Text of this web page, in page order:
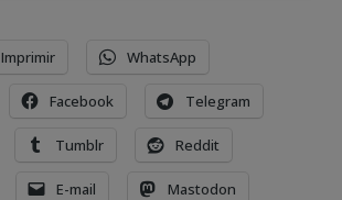
Imprimir WhatsApp
Facebook Telegram
Tumblr Reddit
E-mail Mastodon